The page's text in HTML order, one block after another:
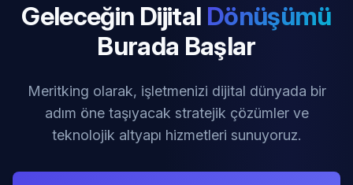
Geleceğin Dijital Dönüşümü
Burada Başlar
Meritking olarak, işletmenizi dijital dünyada bir
adım öne taşıyacak stratejik çözümler ve
teknolojik altyapı hizmetleri sunuyoruz.